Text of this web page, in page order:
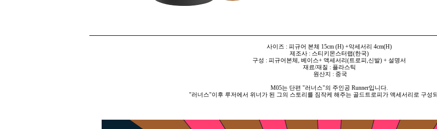
사이즈 : 피규어 본체 15cm (H) +악세서리 4cm(H)
제조사 : 스티키몬스터랩(한국)
구성 : 피규어본체, 베이스+ 액세서리(트로피,신발) + 설명서
재료/재질 : 플라스틱
원산지 : 중국
M05는 단편 "러너스"의 주인공 Runner입니다.
"러너스"이후 루저에서 위너가 된 그의 스토리를 짐작케 해주는 골드트로피가 액세서리로 구성